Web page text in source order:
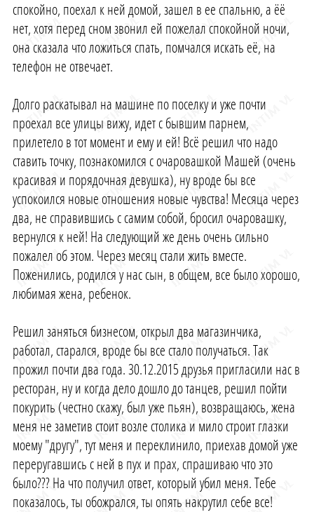
спокойно, поехал к ней домой, зашел в ее спальню, а ёё
нет, хотя перед сном звонил ей пожелал спокойной ночи,
она сказала что ложиться спать, помчался искать её, на
телефон не отвечает.
Долго раскатывал на машине по поселку и уже почти
проехал все улицы вижу, идет с бывшим парнем,
прилетело в тот момент и ему и ей! Всё решил что надо
ставить точку, познакомился с очаровашкой Машей (очень
красивая и порядочная девушка), ну вроде бы все
успокоился новые отношения новые чувства! Месяца через
два, не справившись с самим собой, бросил очаровашку,
вернулся к ней! На следующий же день очень сильно
пожалел об этом. Через месяц стали жить вместе.
Поженились, родился у нас сын, в общем, все было хорошо,
любимая жена, ребенок.
Решил заняться бизнесом, открыл два магазинчика,
работал, старался, вроде бы все стало получаться. Так
прожил почти два года. 30.12.2015 друзья пригласили нас в
ресторан, ну и когда дело дошло до танцев, решил пойти
покурить (честно скажу, был уже пьян), возвращаюсь, жена
меня не заметив стоит возле столика и мило строит глазки
моему "другу", тут меня и переклинило, приехав домой уже
переругавшись с ней в пух и прах, спрашиваю что это
было??? На что получил ответ, который убил меня. Тебе
показалось, ты обожрался, ты опять накрутил себе все!